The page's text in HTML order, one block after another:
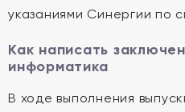
указаниями Синергии по
Как написать
информатика
В ходе выполнения